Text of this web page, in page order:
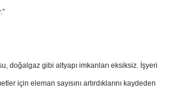
doğalgaz gibi altyapı imkanları eksiksiz. İşyeri
için eleman sayısını artırdıklarını kaydeden